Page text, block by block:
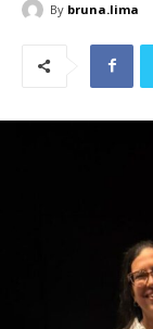
By bruna.lima